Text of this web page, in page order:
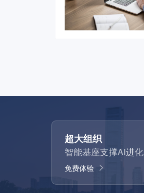
超大组织
智能基座支撑AI进化
免费体验